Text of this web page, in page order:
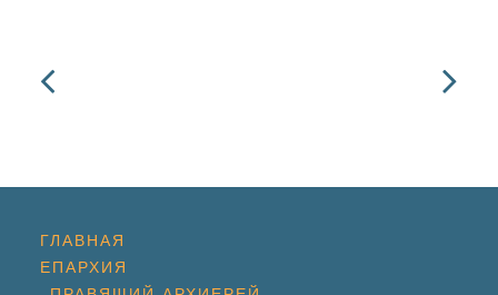
ГЛАВНАЯ
ЕПАРХИЯ